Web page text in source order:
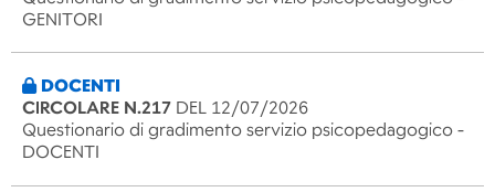
GENITORI
DOCENTI
CIRCOLARE N.217 DEL 12/07/2026
Questionario di gradimento servizio psicopedagogico -
DOCENTI